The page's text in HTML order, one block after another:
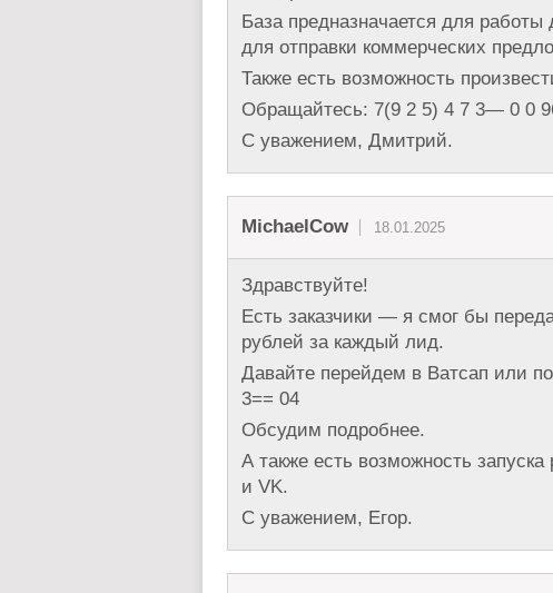
База предназначается для
для отправки коммерческих
Также есть возможность
Обращайтесь: 7(9 2 5) 4 7 3— 0 0
С уважением, Дмитрий.
MichaelCow 18.01.2025
Здравствуйте!
Есть заказчики — я смог бы
рублей за каждый лид.
Давайте перейдем в Ватсап или
3== 04
Обсудим подробнее.
А также есть возможность
и VK.
С уважением, Егор.